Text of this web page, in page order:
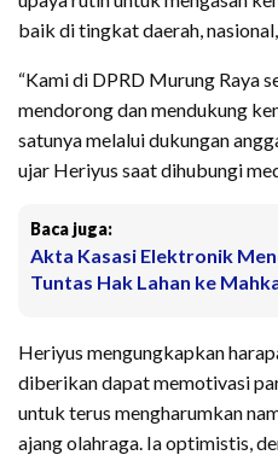
baik di tingkat daerah,
“Kami di DPRD Murung Raya
mendorong dan mendukung
satunya melalui dukungan
ujar Heriyus saat dihubungi
Baca juga:
Akta Kasasi Elektronik
Tuntas Hak Lahan ke
Heriyus mengungkapkan
diberikan dapat memotivasi
untuk terus mengharumkan
ajang olahraga. Ia optimistis,